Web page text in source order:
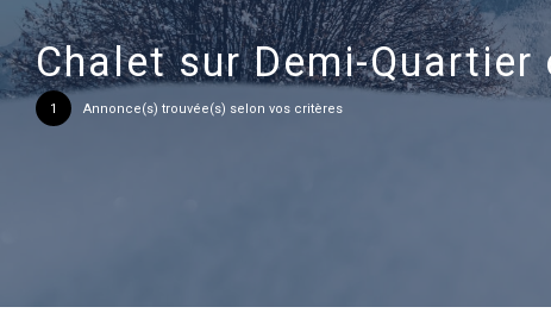
Chalet sur Demi-
1 Annonce(s) trouvée(s) selon vos critères